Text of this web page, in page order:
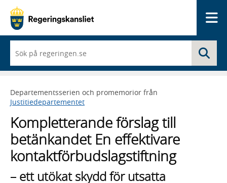
du
börjar
skriva
framträder
en
med
sökförslag
Departementsserien och promemorior från
Justitiedepartementet
Kompletterande förslag till
betänkandet En effektivare
kontaktförbudslagstiftning
– ett utökat skydd för utsatta